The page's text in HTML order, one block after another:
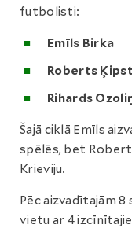
futbolisti:
Emīls Birka
Roberts
Rihards
Šajā ciklā Emīls
spēlēs, bet
Krieviju.
Pēc aizvadītajām
vietu ar 4